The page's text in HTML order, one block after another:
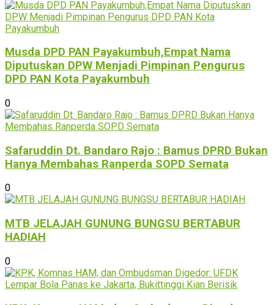
Musda DPD PAN Payakumbuh,Empat Nama
Diputuskan DPW Menjadi Pimpinan Pengurus
DPD PAN Kota Payakumbuh
0
Safaruddin Dt. Bandaro Rajo : Bamus DPRD Bukan
Hanya Membahas Ranperda SOPD Semata
0
MTB JELAJAH GUNUNG BUNGSU BERTABUR
HADIAH
0